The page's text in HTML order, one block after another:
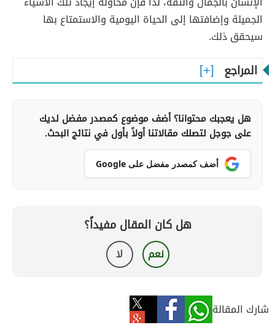
الجميلة وإضافتها إلى الحياة اليومية والاستمتاع بها
سيحقق ذلك.
المراجع
هل يعجبك محتوانا؟ أضف موضوع كمصدر مفضل لديك
على جوجل لتصلك مقالاتنا أولاً بأول في نتائج البحث.
أضف كمصدر مفضل على Google
هل كان المقال مفيداً؟
نعم لا
شارك المقالة